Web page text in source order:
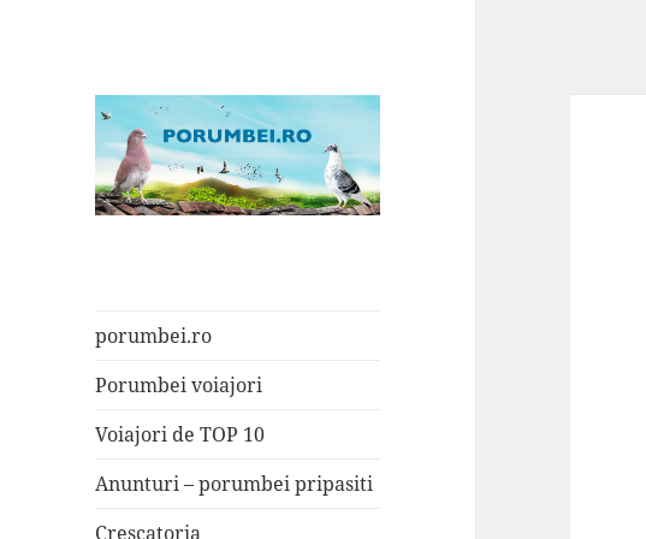
porumbei.ro
Porumbei voiajori
Voiajori de TOP 10
Anunturi – porumbei pripasiti
Crescatoria